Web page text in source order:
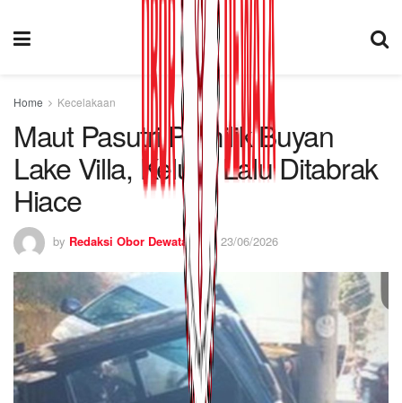
Home Kecelakaan
Maut Pasutri Pemilik Buyan
Lake Villa, Keluar Lalu Ditabrak
Hiace
by Redaksi Obor Dewata 23/06/2026